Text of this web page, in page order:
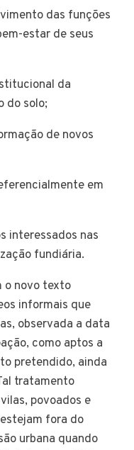
das funções
estar de seus
da
do solo;
de novos
em
interessados nas
fundiária.
o novo texto
informais que
observada a data
como aptos a
pretendido, ainda
tratamento
povoados e
fora do
urbana quando